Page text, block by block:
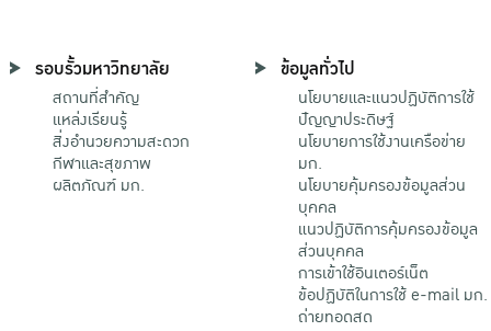
รอบรั้วมหาวิทยาลัย
สถานที่สำคัญ
แหล่งเรียนรู้
สิ่งอำนวยความสะดวก
กีฬาและสุขภาพ
ผลิตภัณฑ์ มก.
ข้อมูลทั่วไป
นโยบายและแนวปฏิบัติการใช้
ปัญญาประดิษฐ์
นโยบายการใช้งานเครือข่าย
มก.
นโยบายคุ้มครองข้อมูลส่วน
บุคคล
แนวปฏิบัติการคุ้มครองข้อมูล
ส่วนบุคคล
การเข้าใช้อินเตอร์เน็ต
ข้อปฏิบัติในการใช้ e-mail มก.
ถ่ายทอดสด